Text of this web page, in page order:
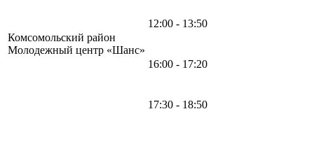
Комсомольский район
Молодежный центр «Шанс»
12:00 - 13:50
16:00 - 17:20
17:30 - 18:50